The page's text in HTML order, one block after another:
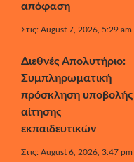
απόφαση
Στις: August 7, 2026, 5:29 am
Διεθνές Απολυτήριο:
Συμπληρωματική
πρόσκληση υποβολής
αίτησης
εκπαιδευτικών
Στις: August 6, 2026, 3:47 pm